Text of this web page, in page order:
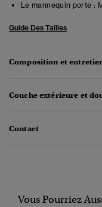
Le mannequin porte :
Guide Des Tailles
Composition et
Couche extérieure et
Contact
Vous Pourriez